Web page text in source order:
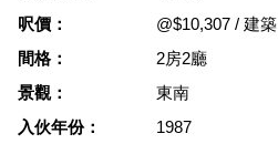
呎價：
@$10,307 / 建築
間格：
2房2廳
景觀：
東南
入伙年份：
1987